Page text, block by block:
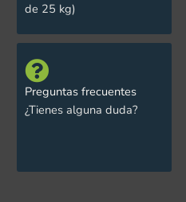
de 25 kg)
Preguntas frecuentes
¿Tienes alguna duda?